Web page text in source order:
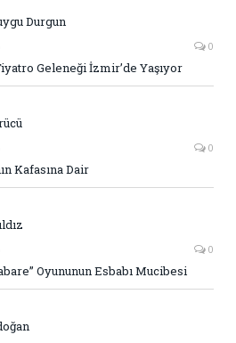
Durgun
0
Geleneği İzmir’de Yaşıyor
0
Kafasına Dair
0
Oyununun Esbabı Mucibesi